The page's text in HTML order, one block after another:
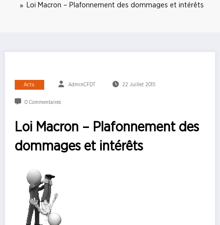
Loi Macron – Plafonnement des dommages et intérêts
Actu. AdminCFDT 22 Juillet 2015
0 Commentaires
Loi Macron – Plafonnement des
dommages et intérêts